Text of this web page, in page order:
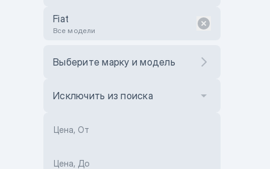
Fiat
Все модели
Выберите марку и модель
Исключить из поиска
Цена, От
Цена, До